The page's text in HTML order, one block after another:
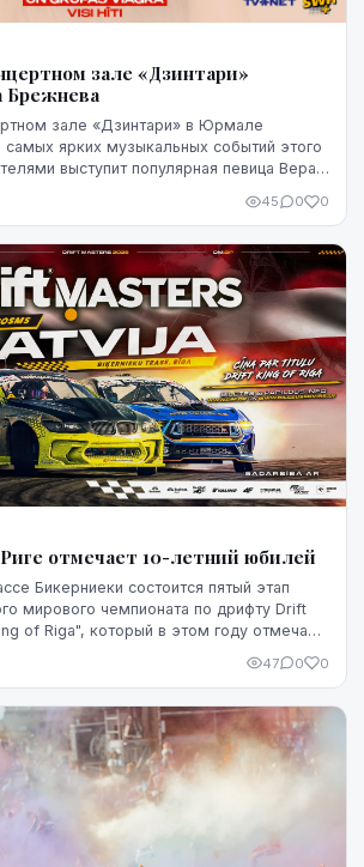
зале «Дзинтари»
Брежнева
зале «Дзинтари» в Юрмале
самых ярких музыкальных событий этого
выступит популярная певица Вера
45 0 0
отмечает 10-летний юбилей
Бикерниеки состоится пятый этап
мирового чемпионата по дрифту Drift
of Riga", который в этом году отмечает
47 0 0